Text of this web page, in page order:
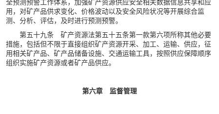
全预测预警工作体系，加强矿产资源供应安全相关数据信息共享和应
用，对矿产品供求变化、价格波动以及安全风险状况等开展综合监
测、分析、评估，及时进行预测预警。
第五十九条 矿产资源法第五十五条第一款第六项所称其他必要
措施，包括但不限于直接组织矿产资源开采、加工、运输、供应，征
用相关矿产品、矿产品储备设施、交通运输工具，按照供应保障顺序
组织实施矿产资源或者矿产品供应。
第六章 监督管理